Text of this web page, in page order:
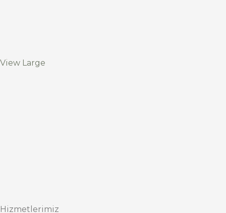
View Large
Hizmetlerimiz